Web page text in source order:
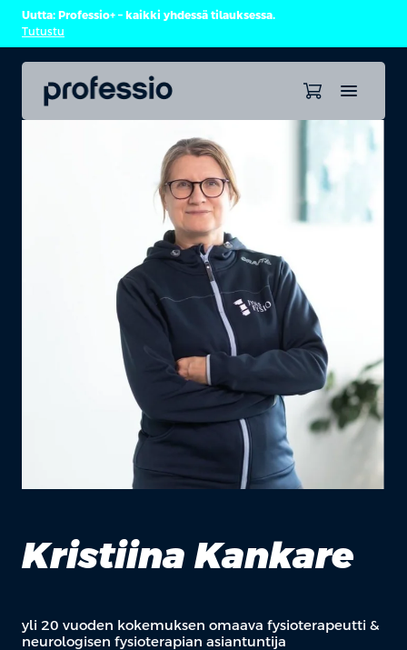
Uutta: Professio+ – kaikki yhdessä tilauksessa.
Tutustu
Kristiina Kankare
yli 20 vuoden kokemuksen omaava fysioterapeutti &
neurologisen fysioterapian asiantuntija